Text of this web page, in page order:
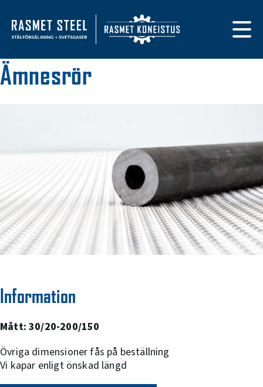
Till framsidan Primary
Ämnesrör
Information
Mått: 30/20-200/150
Övriga dimensioner fås på beställning
Vi kapar enligt önskad längd